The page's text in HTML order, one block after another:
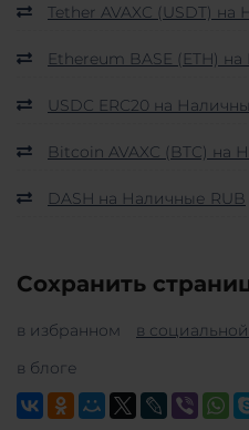
Tether AVAXC (USDT)
Ethereum BASE (ETH)
USDC ERC20 на
Bitcoin AVAXC (BTC) на
DASH на Наличные RUB
Сохранить
в избранном в
в блоге